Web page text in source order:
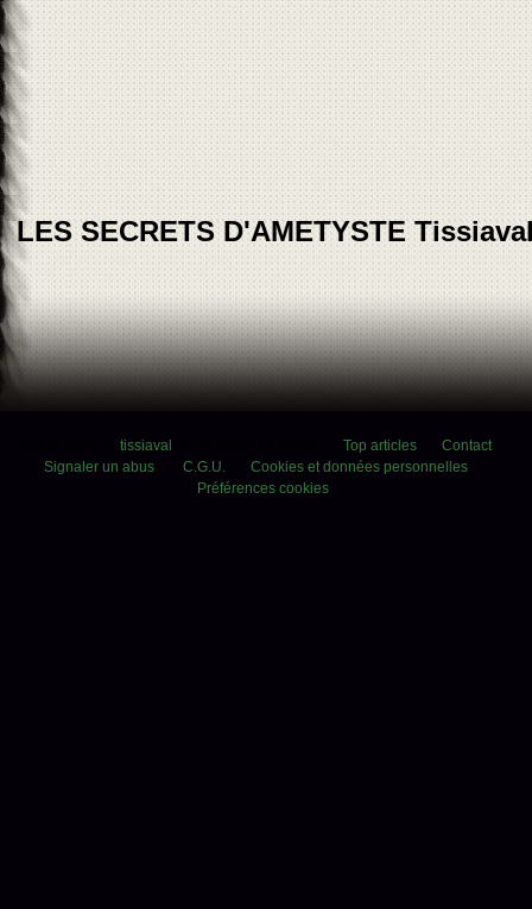
LES SECRETS D'AMETYSTE
tissiaval Top articles
Contact
Signaler un abus
C.G.U.
Cookies et données personnelles
Préférences cookies